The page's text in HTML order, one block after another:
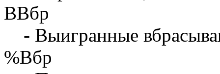
ВВбр
- Выигранные
%Вбр